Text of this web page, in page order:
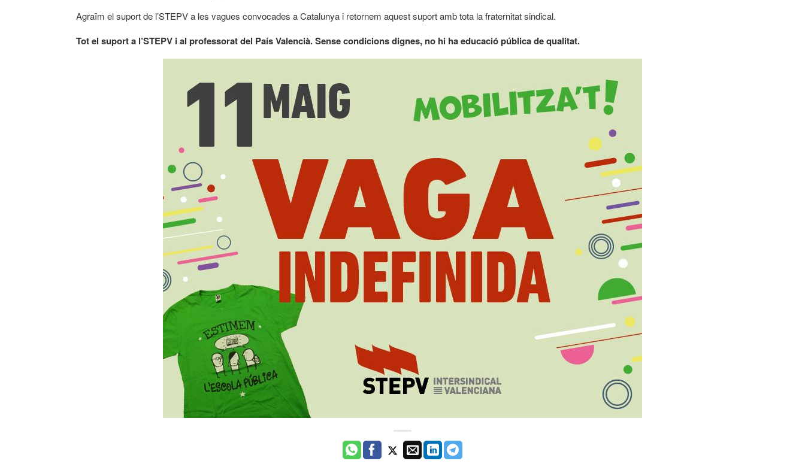
Agraïm el suport de l’STEPV a les vagues convocades a Catalunya i retornem aquest suport amb tota la fraternitat sindical.
Tot el suport a l’STEPV i al professorat del País Valencià. Sense condicions dignes, no hi ha educació pública de qualitat.